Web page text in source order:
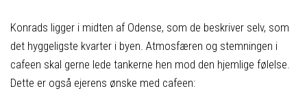
Konrads ligger i midten af Odense, som de beskriver selv, som
det hyggeligste kvarter i byen. Atmosfæren og stemningen i
cafeen skal gerne lede tankerne hen mod den hjemlige følelse.
Dette er også ejerens ønske med cafeen: